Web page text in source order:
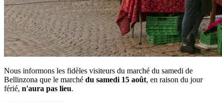
Nous informons les fidèles visiteurs du marché du samedi de
Bellinzona que le marché du samedi 15 août, en raison du jour
férié, n'aura pas lieu.